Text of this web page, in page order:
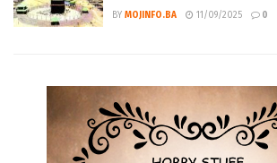
BY MOJINFO.BA 11/09/2025 0